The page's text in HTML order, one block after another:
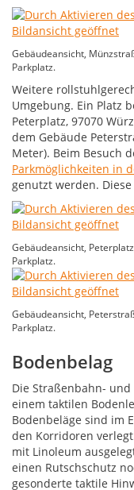
Gebäudeansicht,
Parkplatz.
Weitere
Umgebung. Ein Platz
Peterplatz, 97070
dem Gebäude
Meter). Beim Besuch
Parkmöglichkeiten in
genutzt werden.
Gebäudeansicht,
Parkplatz.
Gebäudeansicht,
Parkplatz.
Bodenbelag
Die Straßenbahn-
einem taktilen
Bodenbeläge sind im
den Korridoren
mit Linoleum
einen Rutschschutz
gesonderte taktile